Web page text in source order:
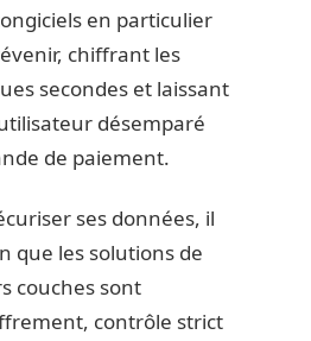
en particulier
chiffrant les
secondes et laissant
désemparé
de paiement.
ses données, il
que les solutions de
couches sont
contrôle strict